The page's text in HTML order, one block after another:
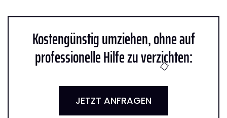
Kostengünstig umziehen, ohne auf
professionelle Hilfe zu verzichten:
JETZT ANFRAGEN